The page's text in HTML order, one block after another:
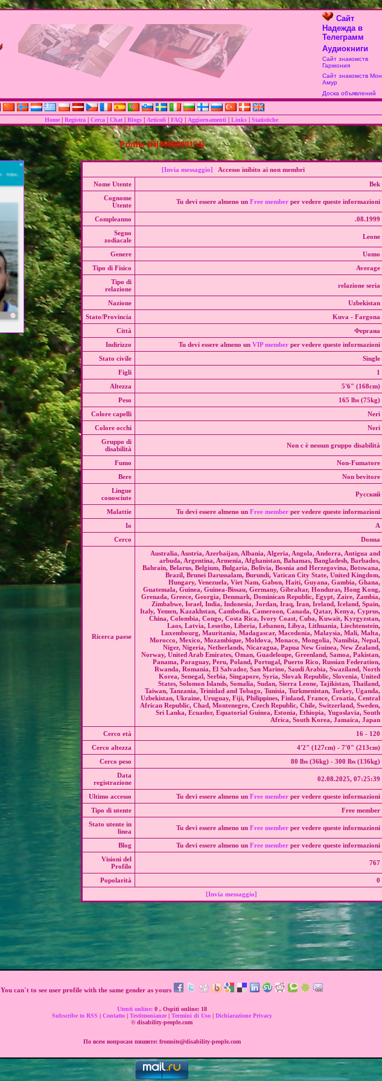
Сайт
Надежда в
Телеграмм
Аудиокниги
Сайт знакомств
Гармония
Сайт знакомств Мон
Амур
Доска объявлений
Home | Registra | Cerca | Chat | Blogs | Articoli | FAQ | Aggiornamenti | Links | Statistiche
Profilo ID[0000009194]
[Invia messaggio] Accesso inibito ai non membri
Nome Utente
Bek
Cognome
Utente
Tu devi essere almeno un Free member per vedere queste informazioni
Compleanno
.08.1999
Segno
zodiacale
Leone
Genere
Uomo
Tipo di Fisico
Average
Tipo di
relazione
relazione seria
Nazione
Uzbekistan
Stato/Provincia
Kuva - Fargona
Città
Фергана
Indirizzo
Tu devi essere almeno un VIP member per vedere queste informazioni
Stato civile
Single
Figli
1
Altezza
5'6" (168cm)
Peso
165 lbs (75kg)
Colore capelli
Neri
Colore occhi
Neri
Gruppo di
disabilità
Non c è nessun gruppo disabilità
Fumo
Non-Fumatore
Bere
Non bevitore
Lingue
conosciute
Русский
Malattie Tu devi essere almeno un Free member per vedere queste informazioni
Io
A
Cerco
Donna
Ricerca paese
Australia, Austria, Azerbaijan, Albania, Algeria, Angola, Andorra, Antigua and
arbuda, Argentina, Armenia, Afghanistan, Bahamas, Bangladesh, Barbados,
Bahrain, Belarus, Belgium, Bulgaria, Bolivia, Bosnia and Herzegovina, Botswana,
Brazil, Brunei Darussalam, Burundi, Vatican City State, United Kingdom,
Hungary, Venezuela, Viet Nam, Gabon, Haiti, Guyana, Gambia, Ghana,
Guatemala, Guinea, Guinea-Bissau, Germany, Gibraltar, Honduras, Hong Kong,
Grenada, Greece, Georgia, Denmark, Dominican Republic, Egypt, Zaire, Zambia,
Zimbabwe, Israel, India, Indonesia, Jordan, Iraq, Iran, Ireland, Iceland, Spain,
Italy, Yemen, Kazakhstan, Cambodia, Cameroon, Canada, Qatar, Kenya, Cyprus,
China, Colombia, Congo, Costa Rica, Ivory Coast, Cuba, Kuwait, Kyrgyzstan,
Laos, Latvia, Lesotho, Liberia, Lebanon, Libya, Lithuania, Liechtenstein,
Luxembourg, Mauritania, Madagascar, Macedonia, Malaysia, Mali, Malta,
Morocco, Mexico, Mozambique, Moldova, Monaco, Mongolia, Namibia, Nepal,
Niger, Nigeria, Netherlands, Nicaragua, Papua New Guinea, New Zealand,
Norway, United Arab Emirates, Oman, Guadeloupe, Greenland, Samoa, Pakistan,
Panama, Paraguay, Peru, Poland, Portugal, Puerto Rico, Russian Federation,
Rwanda, Romania, El Salvador, San Marino, Saudi Arabia, Swaziland, North
Korea, Senegal, Serbia, Singapore, Syria, Slovak Republic, Slovenia, United
States, Solomon Islands, Somalia, Sudan, Sierra Leone, Tajikistan, Thailand,
Taiwan, Tanzania, Trinidad and Tobago, Tunisia, Turkmenistan, Turkey, Uganda,
Uzbekistan, Ukraine, Uruguay, Fiji, Philippines, Finland, France, Croatia, Central
African Republic, Chad, Montenegro, Czech Republic, Chile, Switzerland, Sweden,
Sri Lanka, Ecuador, Equatorial Guinea, Estonia, Ethiopia, Yugoslavia, South
Africa, South Korea, Jamaica, Japan
Cerco età
16 - 120
Cerco altezza
4'2" (127cm) - 7'0" (213cm)
Cerco peso
80 lbs (36kg) - 300 lbs (136kg)
Data
registrazione
02.08.2025, 07:25:39
Ultimo accesso Tu devi essere almeno un Free member per vedere queste informazioni
Tipo di utente
Free member
Stato utente in
linea
Tu devi essere almeno un Free member per vedere queste informazioni
Blog Tu devi essere almeno un Free member per vedere queste informazioni
Visioni del
Profilo
767
Popolarità
0
[Invia messaggio]
You can`t to see user profile with the same gender as yours
Utenti online: 0 , Ospiti online: 18
Subscribe to RSS | Contatto | Testimonianze | Termini di Uso | Dichiarazione Privacy
© disability-people.com
По всем вопросам пишите: fromsite@disability-people.com